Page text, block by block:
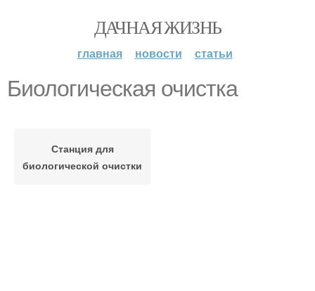
ДАЧНАЯ ЖИЗНЬ
главная новости статьи
Биологическая очистка
Станция для
биологической очистки